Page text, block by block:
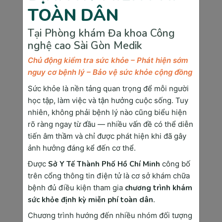
cung lên bàng quang gây ra tình trạng đi
tiểu thường xuyên.
Giai đoạn thai 26 tuần đã đánh dấu những thay
đổi đáng kể về mặt sinh lý và tâm lý ở mẹ bầu
>>> Xem thêm:Thai 28 tuầntuổi:Tâm lý mẹ
TOÀN DÂN
Tại Phòng khám Đa khoa Công
nghệ cao Sài Gòn Medik
Chủ động kiểm tra sức khỏe – Phát hiện sớm
nguy cơ bệnh lý – Bảo vệ sức khỏe cộng đồng
Sức khỏe là nền tảng quan trọng để mỗi người
học tập, làm việc và tận hưởng cuộc sống. Tuy
nhiên, không phải bệnh lý nào cũng biểu hiện
rõ ràng ngay từ đầu — nhiều vấn đề có thể diễn
tiến âm thầm và chỉ được phát hiện khi đã gây
ảnh hưởng đáng kể đến cơ thể.
Được Sở Y Tế Thành Phố Hồ Chí Minh công bố
trên cổng thông tin điện tử là cơ sở khám chữa
bệnh đủ điều kiện tham gia chương trình khám
sức khỏe định kỳ miễn phí toàn dân.
Chương trình hướng đến nhiều nhóm đối tượng